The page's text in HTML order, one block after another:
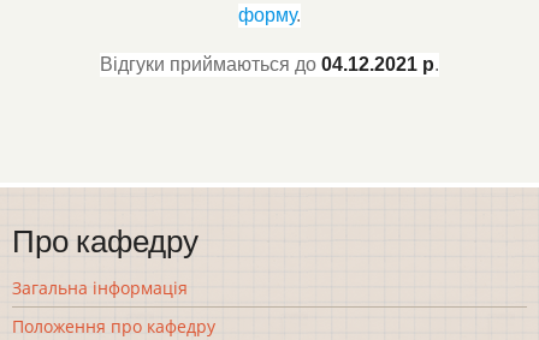
форму.
Відгуки приймаються до 04.12.2021 р.
Про кафедру
Загальна інформація
Положення про кафедру